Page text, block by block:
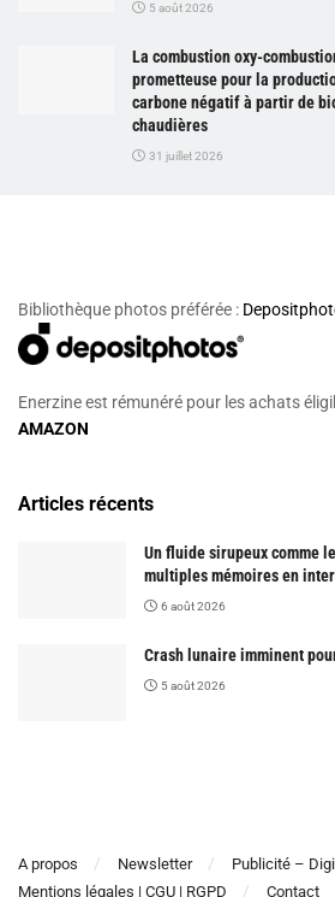
5 août 2026
La combustion oxy-
prometteuse pour la
carbone négatif à partir de
chaudières
31 juillet 2026
Bibliothèque photos préférée :
Enerzine est rémunéré pour les achats
AMAZON
Articles récents
Un fluide sirupeux comme
multiples mémoires en
6 août 2026
Crash lunaire imminent
5 août 2026
A propos Newsletter
Publicité –
Mentions légales | CGU | RGPD
Contact